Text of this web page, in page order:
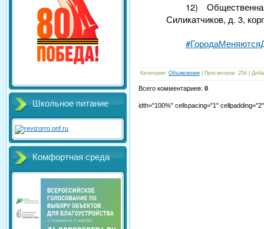
Школьное питание
Комфортная среда
12)
Силикатчиков, д. 3,
Категория: Объявления Просмотров: 254
Всего комментариев: 0
idth="100%" cellspacing="1"